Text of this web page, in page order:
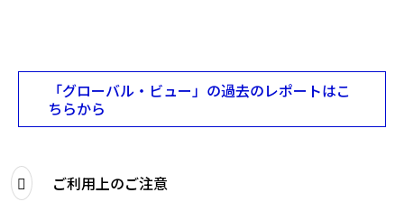
「グローバル・ビュー」の過去のレポートはこ
ちらから
ご利用上のご注意